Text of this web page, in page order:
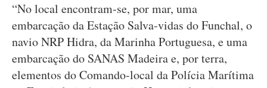
“No local encontram-se, por mar, uma
embarcação da Estação Salva-vidas do Funchal, o
navio NRP Hidra, da Marinha Portuguesa, e uma
embarcação do SANAS Madeira e, por terra,
elementos do Comando-local da Polícia Marítima